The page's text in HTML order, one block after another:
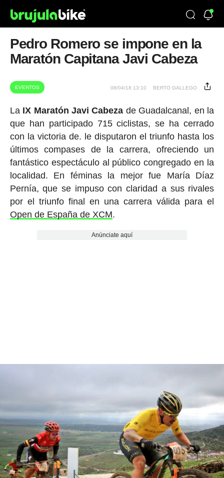
Pedro Romero se impone en la
Maratón Capitana Javi Cabeza
EVENTOS 08/04/18 13:10 BERTO GALLEGO
La IX Maratón Javi Cabeza de Guadalcanal, en la
que han participado 715 ciclistas, se ha cerrado
con la victoria de. le disputaron el triunfo hasta los
últimos compases de la carrera, ofreciendo un
fantástico espectáculo al público congregado en la
localidad. En féminas la mejor fue María Díaz
Pernía, que se impuso con claridad a sus rivales
por el triunfo final en una carrera válida para el
Open de España de XCM.
Anúnciate aquí